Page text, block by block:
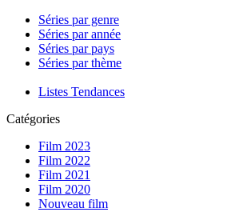
Séries par genre
Séries par année
Séries par pays
Séries par thème
Listes Tendances
Catégories
Film 2023
Film 2022
Film 2021
Film 2020
Nouveau film